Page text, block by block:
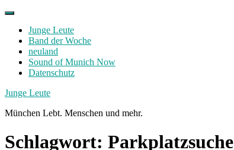
Skip
contentJunge Leute
Band der Woche
neuland
Sound of Munich Now
Datenschutz
Facebook
Twitter
Instagram
Junge Leute
München Lebt. Menschen und mehr.
Schlagwort: Parkplatzsuche